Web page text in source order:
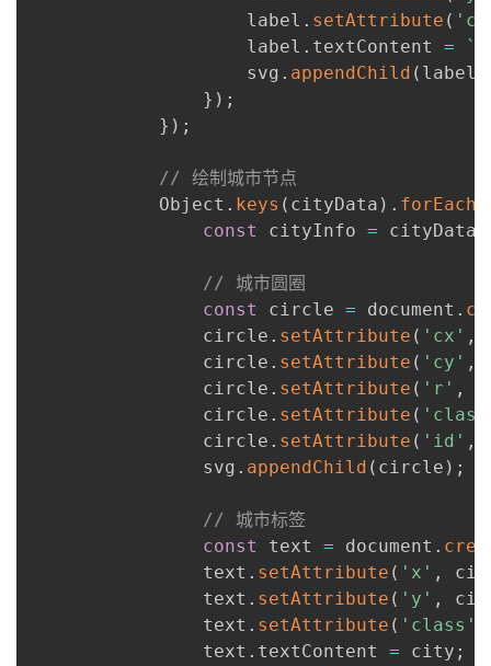
                    label
. setAttribute (
                    label
. textContent = `
                    svg
. appendChild ( label
} ) ;
} ) ;
// 绘制城市节点
            Object
. keys ( cityData ) . forEach
const
cityInfo = cityData
// 城市圆圈
const
circle = document .
                circle
. setAttribute ( 'cx' ,
                circle
. setAttribute ( 'cy' ,
                circle
. setAttribute ( 'r' ,
                circle
. setAttribute (
                circle
. setAttribute ( 'id' ,
                svg
. appendChild ( circle ) ;
// 城市标签
const
text = document .
                text
. setAttribute ( 'x' ,
                text
. setAttribute ( 'y' ,
                text
. setAttribute ( 'class'
                text
. textContent = city ;